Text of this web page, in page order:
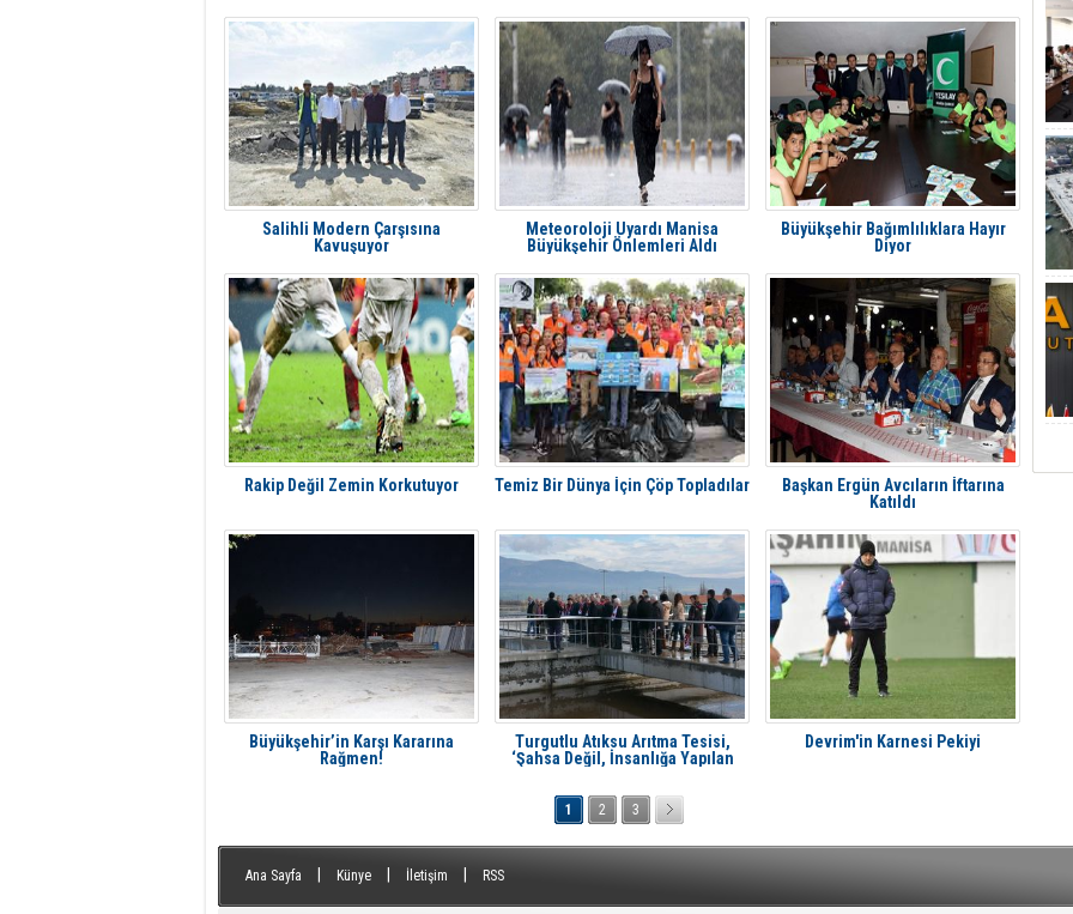
Salihli Modern Çarşısına
Kavuşuyor
Meteoroloji Uyardı Manisa
Büyükşehir Önlemleri Aldı
Büyükşehir Bağımlılıklara Hayır
Diyor
Rakip Değil Zemin Korkutuyor Temiz Bir Dünya İçin Çöp Topladılar
Başkan Ergün Avcıların İftarına
Katıldı
Büyükşehir’in Karşı Kararına
Rağmen!
Turgutlu Atıksu Arıtma Tesisi,
‘Şahsa Değil, İnsanlığa Yapılan
Devrim'in Karnesi Pekiyi
1 2 3
Ana Sayfa Künye İletişim RSS